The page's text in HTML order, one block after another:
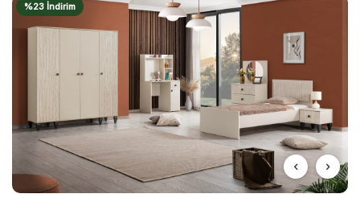
%23 İndirim